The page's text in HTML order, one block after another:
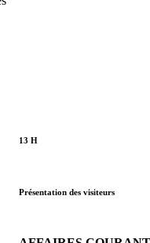
13 H
Présentation des visiteurs